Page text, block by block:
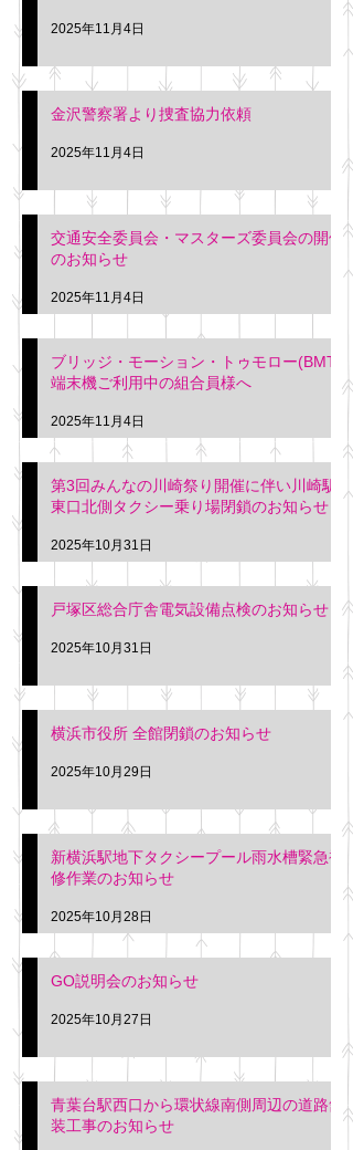
2025年11月4日
金沢警察署より捜査協力依頼
2025年11月4日
交通安全委員会・マスターズ委員会の開催
のお知らせ
2025年11月4日
ブリッジ・モーション・トゥモロー(BMT)
端末機ご利用中の組合員様へ
2025年11月4日
第3回みんなの川崎祭り開催に伴い川崎駅
東口北側タクシー乗り場閉鎖のお知らせ
2025年10月31日
戸塚区総合庁舎電気設備点検のお知らせ
2025年10月31日
横浜市役所 全館閉鎖のお知らせ
2025年10月29日
新横浜駅地下タクシープール雨水槽緊急補
修作業のお知らせ
2025年10月28日
GO説明会のお知らせ
2025年10月27日
青葉台駅西口から環状線南側周辺の道路舗
装工事のお知らせ